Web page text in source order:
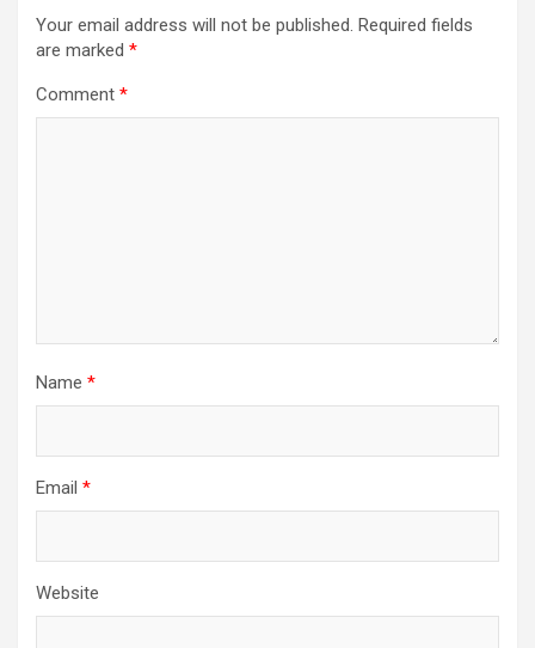
Your email address will not be published. Required fields
are marked *
Comment *
Name *
Email *
Website